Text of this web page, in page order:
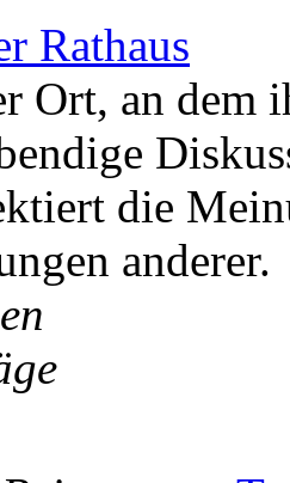
Rathaus
Ort, an dem
die
anderer.